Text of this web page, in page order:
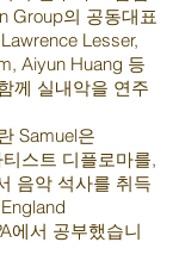
Group의 공동대표
Lesser,
Aiyun Huang 등
께 실내악을 연주
Samuel은
스트 디플로마를,
음악 석사를 취득
에서 공부했습니